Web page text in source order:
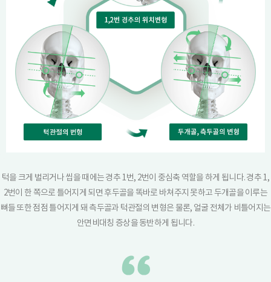
턱을 크게 벌리거나 씹을 때에는 경추 1번, 2번이 중심축 역할을 하게 됩니다. 경추 1,
2번이 한 쪽으로 틀어지게 되면 후두골을 똑바로 바쳐주지 못하고 두개골을 이루는
뼈들 또한 점점 틀어지게 돼 측두골과 턱관절의 변형은 물론, 얼굴 전체가 비틀어지는
안면비대칭 증상을 동반하게 됩니다.